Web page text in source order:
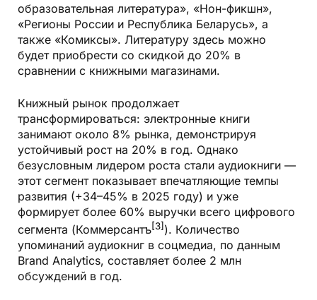
образовательная литература», «Нон-фикшн»,
«Регионы России и Республика Беларусь», а
также «Комиксы». Литературу здесь можно
будет приобрести со скидкой до 20% в
сравнении с книжными магазинами.
Книжный рынок продолжает
трансформироваться: электронные книги
занимают около 8% рынка, демонстрируя
устойчивый рост на 20% в год. Однако
безусловным лидером роста стали аудиокниги —
этот сегмент показывает впечатляющие темпы
развития (+34–45% в 2025 году) и уже
формирует более 60% выручки всего цифрового
сегмента (Коммерсантъ[3]). Количество
упоминаний аудиокниг в соцмедиа, по данным
Brand Analytics, составляет более 2 млн
обсуждений в год.